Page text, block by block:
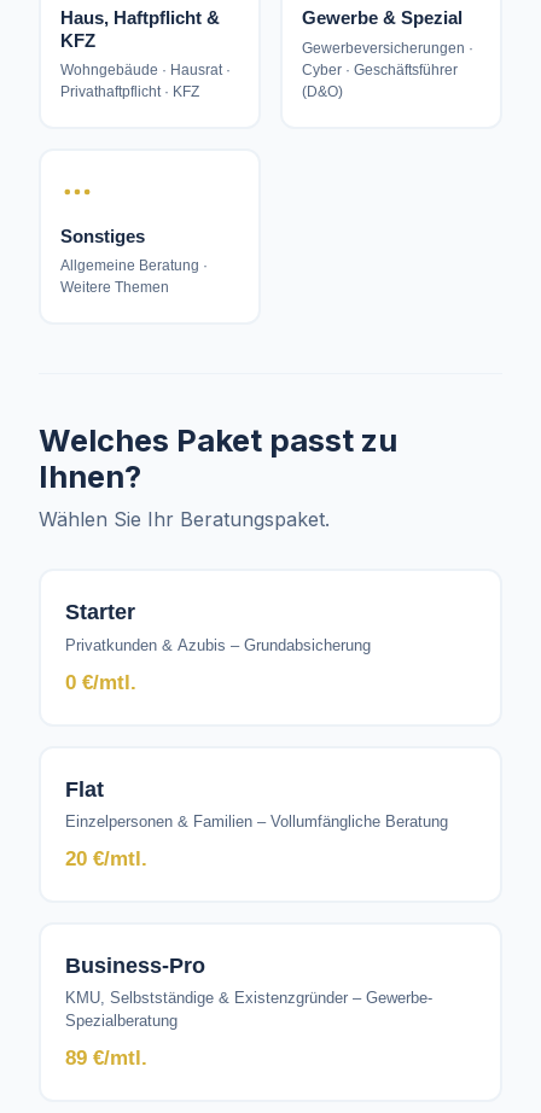
Haus, Haftpflicht &
KFZ
Wohngebäude · Hausrat ·
Privathaftpflicht · KFZ
Gewerbe & Spezial
Gewerbeversicherungen ·
Cyber · Geschäftsführer
(D&O)
Sonstiges
Allgemeine Beratung ·
Weitere Themen
Welches Paket passt zu
Ihnen?
Wählen Sie Ihr Beratungspaket.
Starter
Privatkunden & Azubis – Grundabsicherung
0 €/mtl.
Flat
Einzelpersonen & Familien – Vollumfängliche Beratung
20 €/mtl.
Business-Pro
KMU, Selbstständige & Existenzgründer – Gewerbe-
Spezialberatung
89 €/mtl.